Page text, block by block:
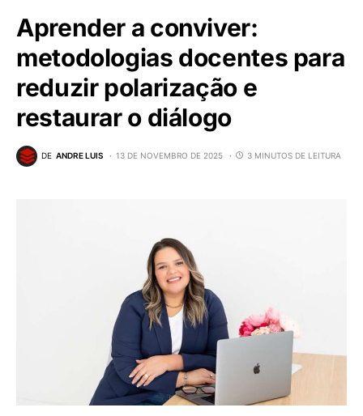
Aprender a conviver:
metodologias docentes para
reduzir polarização e
restaurar o diálogo
DE ANDRE LUIS 13 DE NOVEMBRO DE 2025 3 MINUTOS DE LEITURA